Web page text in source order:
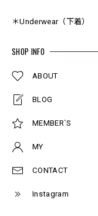
＊Underwear（下着）
SHOP INFO
ABOUT
BLOG
MEMBER`S
MY
CONTACT
Instagram